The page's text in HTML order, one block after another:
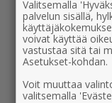
10.3.2026 -
Uusi
Suomeen
26.9.2025 -
Valitsemalla
palvelun sisällä,
voivat käyttää
vastustaa sitä tai
Asetukset-kohdan.
Voit muuttaa
valitsemalla